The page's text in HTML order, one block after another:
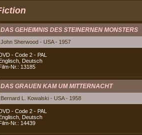
DAS GEHEIMNIS DES STEINERNEN MONSTERS
John Sherwood - USA - 1957
- Code 2 - PAL
Deutsch
Nr.: 13185
DAS GRAUEN KAM UM MITTERNACHT
Bernard L. Kowalski - USA - 1958
- Code 2 - PAL
Deutsch
Nr.: 14439